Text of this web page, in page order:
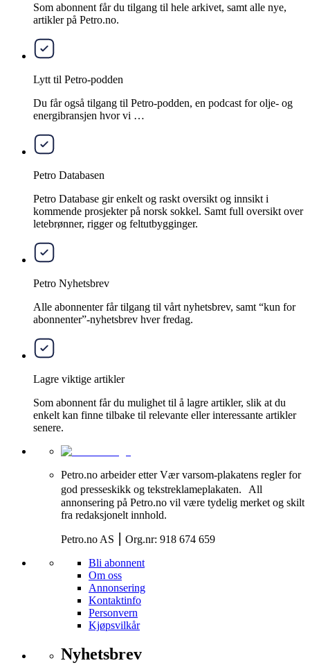
Som abonnent får du tilgang til hele arkivet, samt alle nye,
artikler på Petro.no.
Lytt til Petro-podden
Du får også tilgang til Petro-podden, en podcast for olje- og
energibransjen hvor vi …
Petro Databasen
Petro Database gir enkelt og raskt oversikt og innsikt i
kommende prosjekter på norsk sokkel. Samt full oversikt over
letebrønner, rigger og feltutbygginger.
Petro Nyhetsbrev
Alle abonnenter får tilgang til vårt nyhetsbrev, samt “kun for
abonnenter”-nyhetsbrev hver fredag.
Lagre viktige artikler
Som abonnent får du mulighet til å lagre artikler, slik at du
enkelt kan finne tilbake til relevante eller interessante artikler
senere.
Petro.no arbeider etter Vær varsom-plakatens regler for
god presseskikk og tekstreklameplakaten. All
annonsering på Petro.no vil være tydelig merket og skilt
fra redaksjonelt innhold.
Petro.no AS ⎮ Org.nr: 918 674 659
Bli abonnent
Om oss
Annonsering
Kontaktinfo
Personvern
Kjøpsvilkår
Nyhetsbrev